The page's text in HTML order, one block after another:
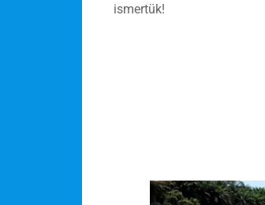
ismertük!